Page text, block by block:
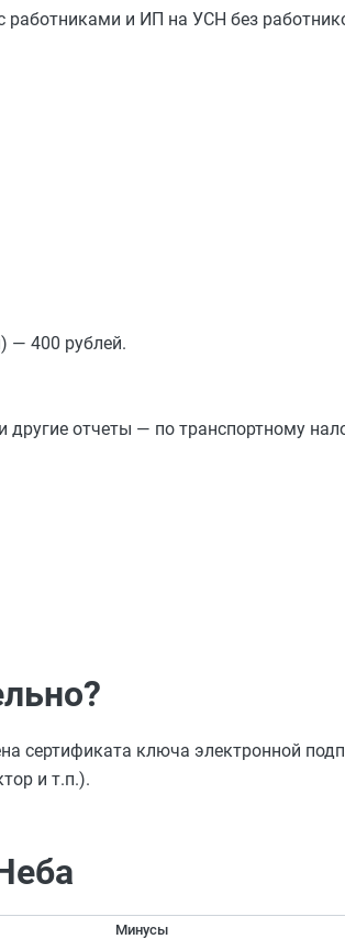
и ИП на УСН без
— 400 рублей.
отчеты — по транспортному
сертификата ключа электронной
и т.п.).
Минусы